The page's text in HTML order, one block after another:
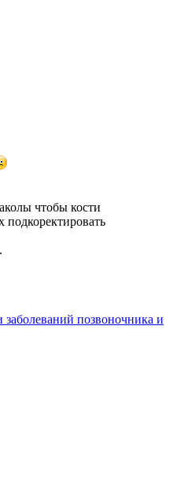
чтобы кости
подкоректировать
позвоночника и